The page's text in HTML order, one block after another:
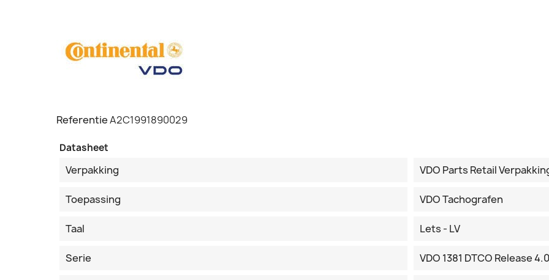
ReferentieA2C1991890029
Datasheet
Verpakking VDO Parts Retail
Toepassing VDO Tachografen
Taal Lets - LV
Serie VDO 1381 DTCO Release 4.0